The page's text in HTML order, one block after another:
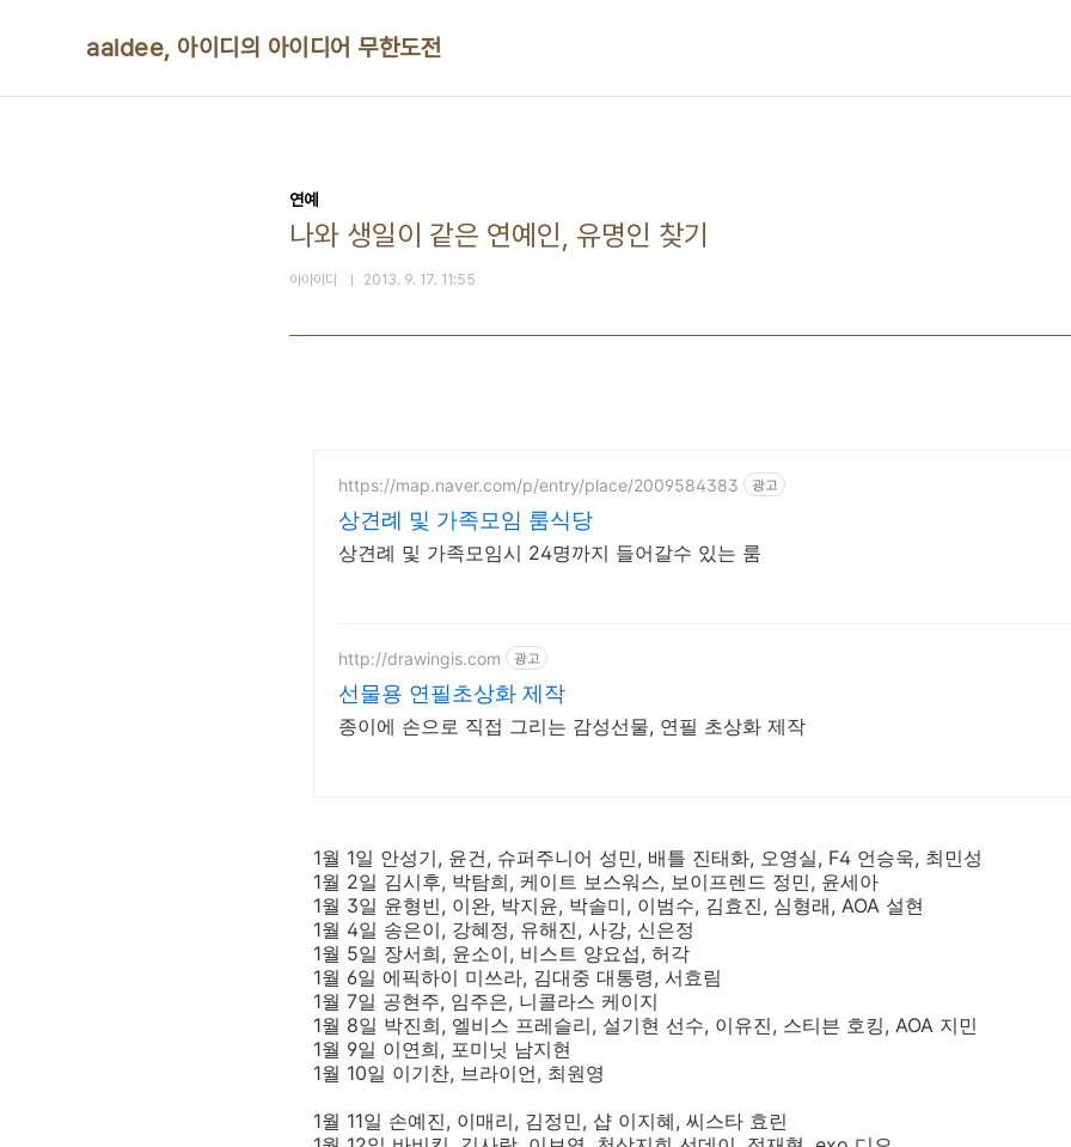
aaidee, 아이디의 아이디어 무한도전
연예
나와 생일이 같은 연예인, 유명인 찾기
아아이디 2013. 9. 17. 11:55
https://map.naver.com/p/entry/place/2009584383 광고
상견례 및 가족모임 룸식당
상견례 및 가족모임시 24명까지 들어갈수 있는 룸
http://drawingis.com 광고
선물용 연필초상화 제작
종이에 손으로 직접 그리는 감성선물, 연필 초상화 제작
1월 1일 안성기, 윤건, 슈퍼주니어 성민, 배틀 진태화, 오영실, F4 언승욱, 최민성
1월 2일 김시후, 박탐희, 케이트 보스워스, 보이프렌드 정민, 윤세아
1월 3일 윤형빈, 이완, 박지윤, 박솔미, 이범수, 김효진, 심형래, AOA 설현
1월 4일 송은이, 강혜정, 유해진, 사강, 신은정
1월 5일 장서희, 윤소이, 비스트 양요섭, 허각
1월 6일 에픽하이 미쓰라, 김대중 대통령, 서효림
1월 7일 공현주, 임주은, 니콜라스 케이지
1월 8일 박진희, 엘비스 프레슬리, 설기현 선수, 이유진, 스티븐 호킹, AOA 지민
1월 9일 이연희, 포미닛 남지현
1월 10일 이기찬, 브라이언, 최원영
1월 11일 손예진, 이매리, 김정민, 샵 이지혜, 씨스타 효린